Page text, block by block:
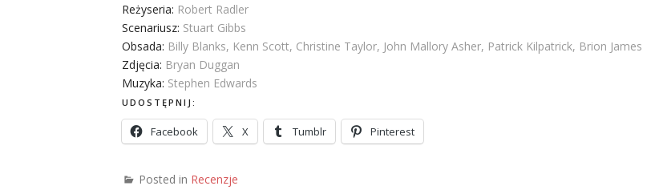
Reżyseria: Robert Radler
Scenariusz: Stuart Gibbs
Obsada: Billy Blanks, Kenn Scott, Christine Taylor, John Mallory Asher, Patrick Kilpatrick, Brion James
Zdjęcia: Bryan Duggan
Muzyka: Stephen Edwards
UDOSTĘPNIJ:
Facebook X Tumblr Pinterest
Posted in Recenzje